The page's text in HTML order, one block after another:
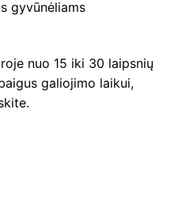
gyvūnėliams
nuo 15 iki 30 laipsnių
galiojimo laikui,